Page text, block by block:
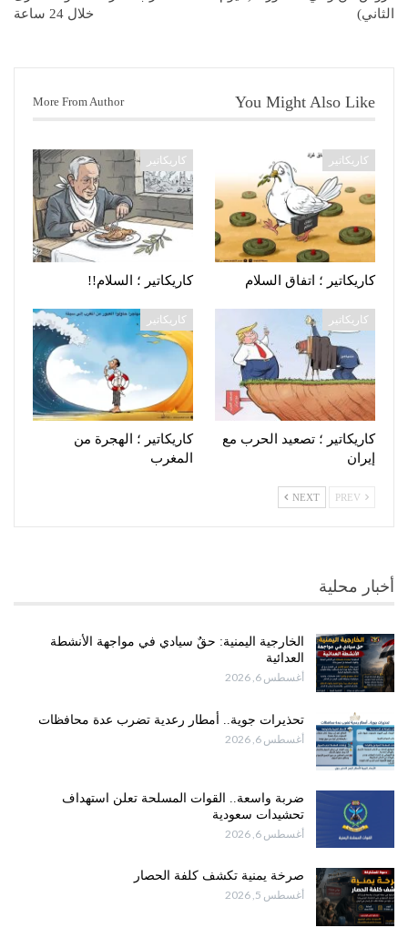
الثاني)
خلال 24 ساعة
You Might Also Like
More From Author
كاريكاتير
كاريكاتير ؛ اتفاق السلام
كاريكاتير
كاريكاتير ؛ السلام!!
كاريكاتير
كاريكاتير ؛ تصعيد الحرب مع
إيران
كاريكاتير
كاريكاتير ؛ الهجرة من
المغرب
NEXT
أخبار محلية
الخارجية اليمنية: حقٌ سيادي في مواجهة الأنشطة
العدائية
أغسطس 6, 2026
تحذيرات جوية.. أمطار رعدية تضرب عدة محافظات
أغسطس 6, 2026
ضربة واسعة.. القوات المسلحة تعلن استهداف
تحشيدات سعودية
أغسطس 6, 2026
صرخة يمنية تكشف كلفة الحصار
أغسطس 5, 2026